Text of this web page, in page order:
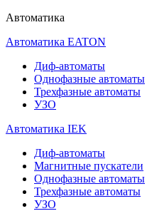
Автоматика
Автоматика EATON
Диф-автоматы
Однофазные автоматы
Трехфазные автоматы
УЗО
Автоматика IEK
Диф-автоматы
Магнитные пускатели
Однофазные автоматы
Трехфазные автоматы
УЗО